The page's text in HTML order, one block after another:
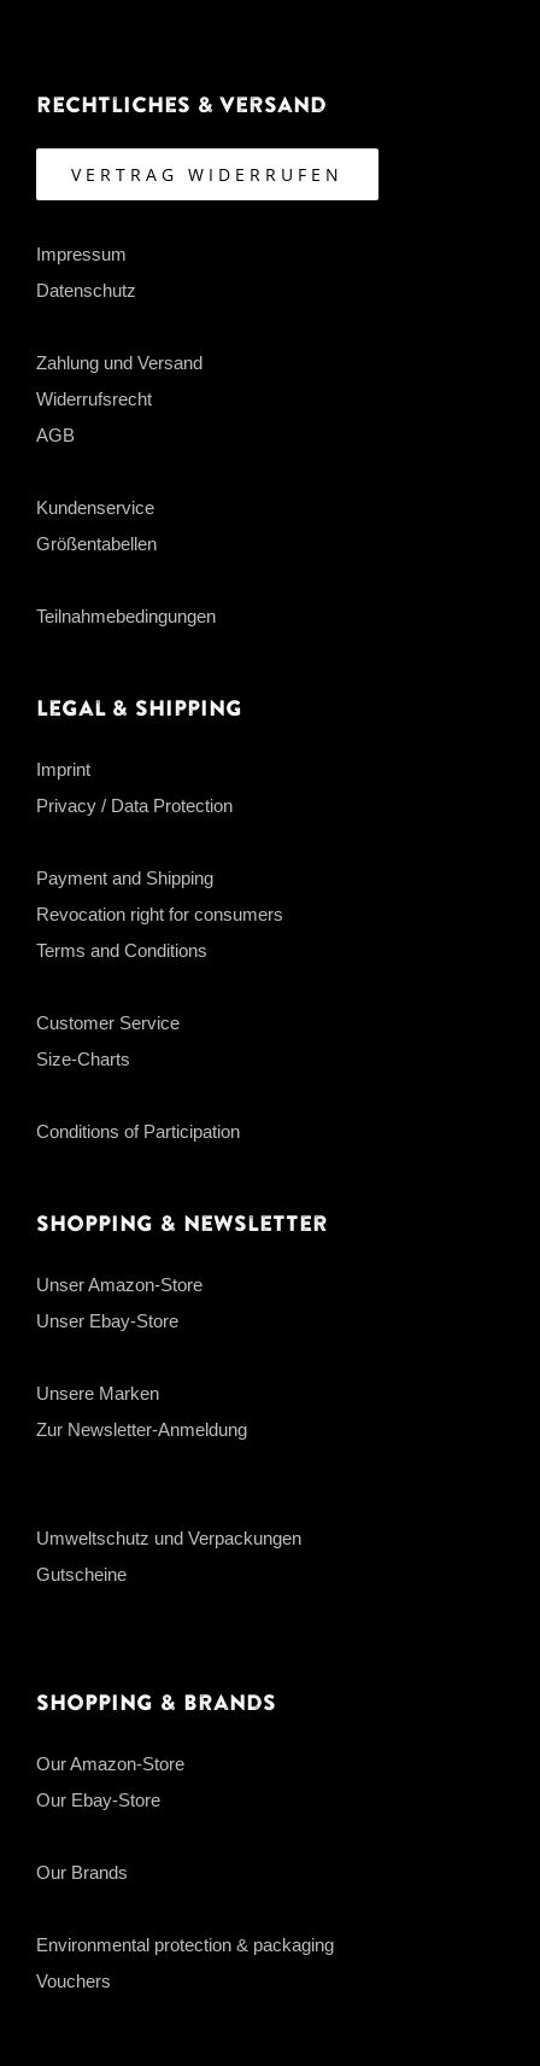
Rechtliches & Versand
VERTRAG WIDERRUFEN
Impressum
Datenschutz
Zahlung und Versand
Widerrufsrecht
AGB
Kundenservice
Größentabellen
Teilnahmebedingungen
Legal & Shipping
Imprint
Privacy / Data Protection
Payment and Shipping
Revocation right for consumers
Terms and Conditions
Customer Service
Size-Charts
Conditions of Participation
Shopping & Newsletter
Unser Amazon-Store
Unser Ebay-Store
Unsere Marken
Zur Newsletter-Anmeldung
Umweltschutz und Verpackungen
Gutscheine
Shopping & Brands
Our Amazon-Store
Our Ebay-Store
Our Brands
Environmental protection & packaging
Vouchers